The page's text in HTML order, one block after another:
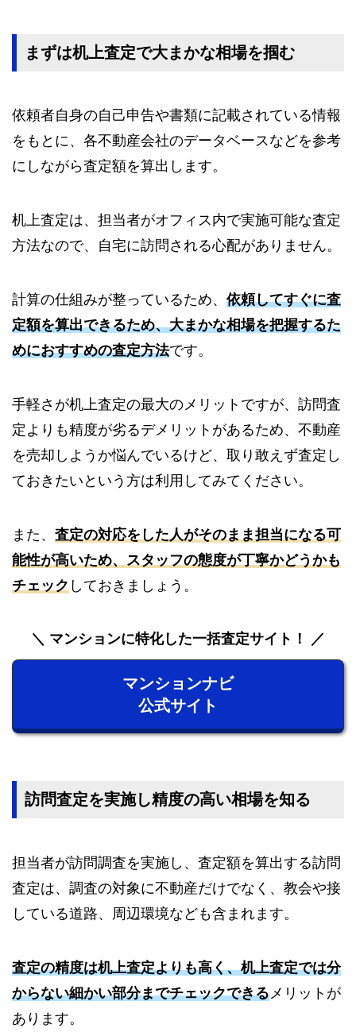
まずは机上査定で大まかな相場を掴む
依頼者自身の自己申告や書類に記載されている情報
をもとに、各不動産会社のデータベースなどを参考
にしながら査定額を算出します。
机上査定は、担当者がオフィス内で実施可能な査定
方法なので、自宅に訪問される心配がありません。
計算の仕組みが整っているため、 依頼してすぐに査
定額を算出できるため、大まかな相場を把握するた
めにおすすめの査定方法です。
手軽さが机上査定の最大のメリットですが、訪問査
定よりも精度が劣るデメリットがあるため、不動産
を売却しようか悩んでいるけど、取り敢えず査定し
ておきたいという方は利用してみてください。
また、 査定の対応をした人がそのまま担当になる可
能性が高いため、スタッフの態度が丁寧かどうかも
チェック しておきましょう。
マンションに特化した一括査定サイト！
マンションナビ
公式サイト
訪問査定を実施し精度の高い相場を知る
担当者が訪問調査を実施し、査定額を算出する訪問
査定は、調査の対象に不動産だけでなく、教会や接
している道路、周辺環境なども含まれます。
査定の精度は机上査定よりも高く、机上査定では分
からない細かい部分までチェックできる メリットが
あります。